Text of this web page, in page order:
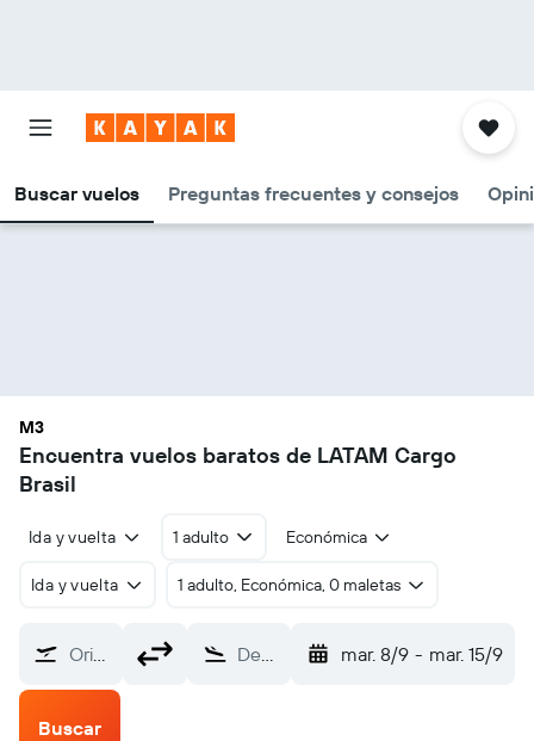
Buscar vuelos Preguntas frecuentes y consejos
M3
Encuentra vuelos baratos de LATAM Cargo
Brasil
Ida y vuelta 1 adulto Económica
Ida y vuelta 1 adulto, Económica, 0 maletas
Origen Destino mar. 8/9 - mar. 15/9
Buscar